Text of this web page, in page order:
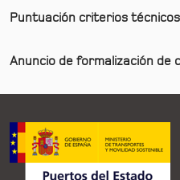
Puntuación criterios
Anuncio de formalización de